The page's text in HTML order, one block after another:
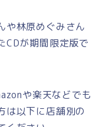
や林原めぐみさん
CDが期間限定版で
や楽天などでも
は以下に店舗別の